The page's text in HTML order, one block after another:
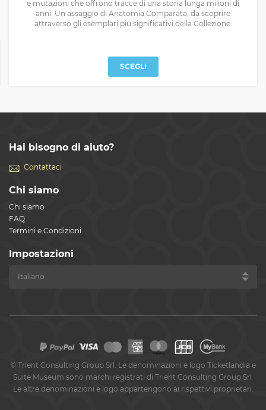
e mutazioni che offrono tracce di una storia lunga milioni di
anni. Un assaggio di Anatomia Comparata, da scoprire
attraverso gli esemplari più significativi della Collezione.
SCEGLI
Hai bisogno di aiuto?
Contattaci
Chi siamo
Chi siamo
FAQ
Termini e Condizioni
Impostazioni
© Trient Consulting Group Srl. Le denominazioni e logo Ticketlandia e
Suite Museum sono marchi registrati di Trient Consulting Group Srl.
Le altre denominazioni e logo appartengono ai rispettivi proprietari.